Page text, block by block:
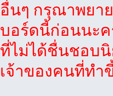
อื่นๆ กรุณาพยา
บอร์ดนี้ก่อนนะค
ที่ไม่ได้ชื่นชอบนิ
เจ้าของคนที่ทำ